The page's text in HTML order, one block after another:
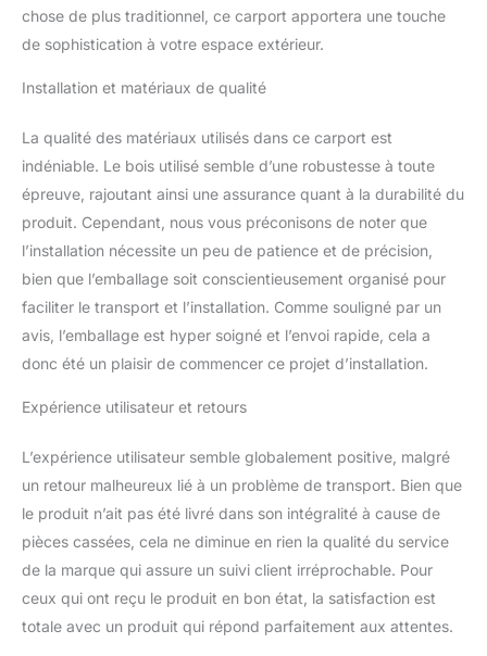
chose de plus traditionnel, ce carport apportera une touche
de sophistication à votre espace extérieur.
Installation et matériaux de qualité
La qualité des matériaux utilisés dans ce carport est
indéniable. Le bois utilisé semble d’une robustesse à toute
épreuve, rajoutant ainsi une assurance quant à la durabilité du
produit. Cependant, nous vous préconisons de noter que
l’installation nécessite un peu de patience et de précision,
bien que l’emballage soit conscientieusement organisé pour
faciliter le transport et l’installation. Comme souligné par un
avis, l’emballage est hyper soigné et l’envoi rapide, cela a
donc été un plaisir de commencer ce projet d’installation.
Expérience utilisateur et retours
L’expérience utilisateur semble globalement positive, malgré
un retour malheureux lié à un problème de transport. Bien que
le produit n’ait pas été livré dans son intégralité à cause de
pièces cassées, cela ne diminue en rien la qualité du service
de la marque qui assure un suivi client irréprochable. Pour
ceux qui ont reçu le produit en bon état, la satisfaction est
totale avec un produit qui répond parfaitement aux attentes.